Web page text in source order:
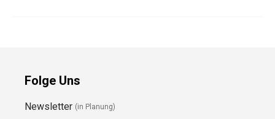
Folge Uns
Newsletter (in Planung)